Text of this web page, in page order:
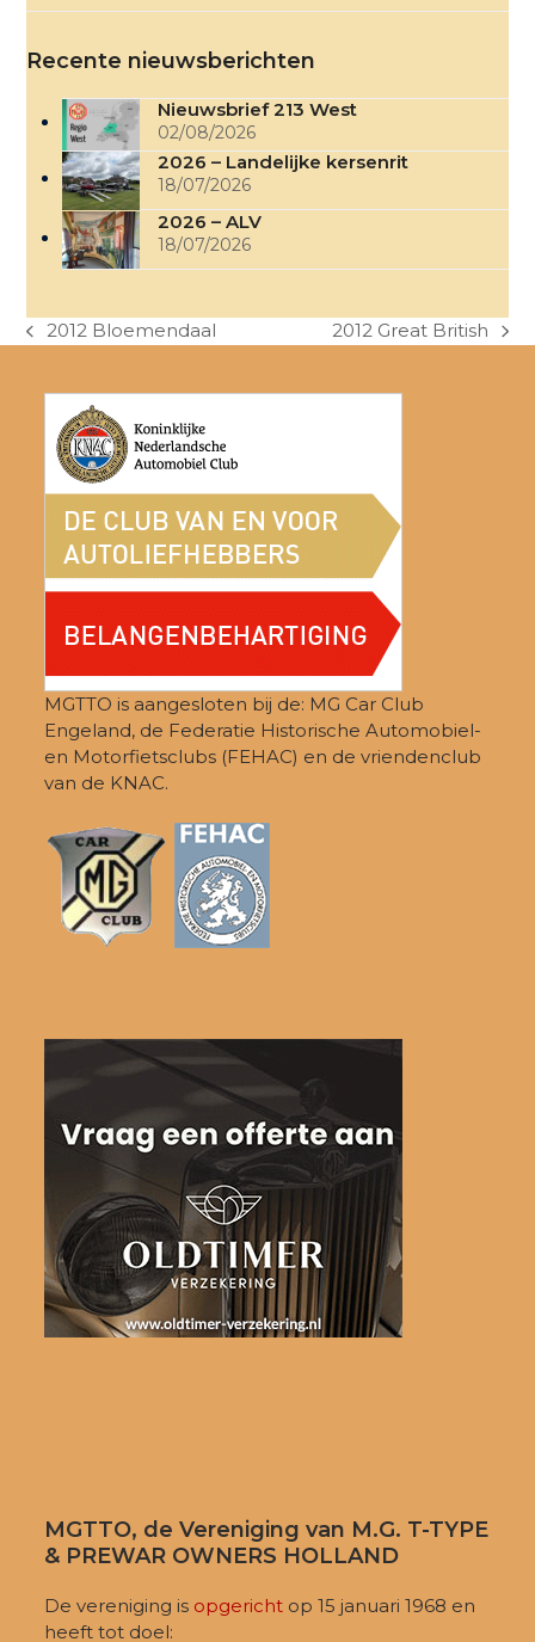
Recente nieuwsberichten
Nieuwsbrief 213 West
02/08/2026
2026 – Landelijke kersenrit
18/07/2026
2026 – ALV
18/07/2026
previous
2012 Bloemendaal
next
2012 Great British
MGTTO is aangesloten bij de: MG Car Club
Engeland, de Federatie Historische Automobiel-
en Motorfietsclubs (FEHAC) en de vriendenclub
van de KNAC.
MGTTO, de Vereniging van M.G. T-TYPE
& PREWAR OWNERS HOLLAND
De vereniging is opgericht op 15 januari 1968 en
heeft tot doel: